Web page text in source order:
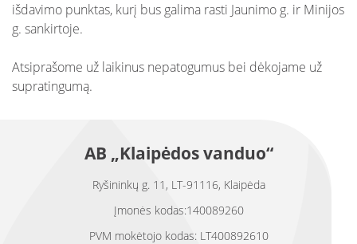
išdavimo punktas, kurį bus galima rasti Jaunimo g. ir Minijos
g. sankirtoje.
Atsiprašome už laikinus nepatogumus bei dėkojame už
supratingumą.
AB „Klaipėdos vanduo“
Ryšininkų g. 11, LT-91116, Klaipėda
Įmonės kodas:140089260
PVM mokėtojo kodas: LT400892610